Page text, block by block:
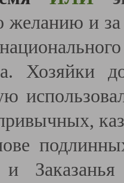
желанию и за
Хозяйки
Заказанья